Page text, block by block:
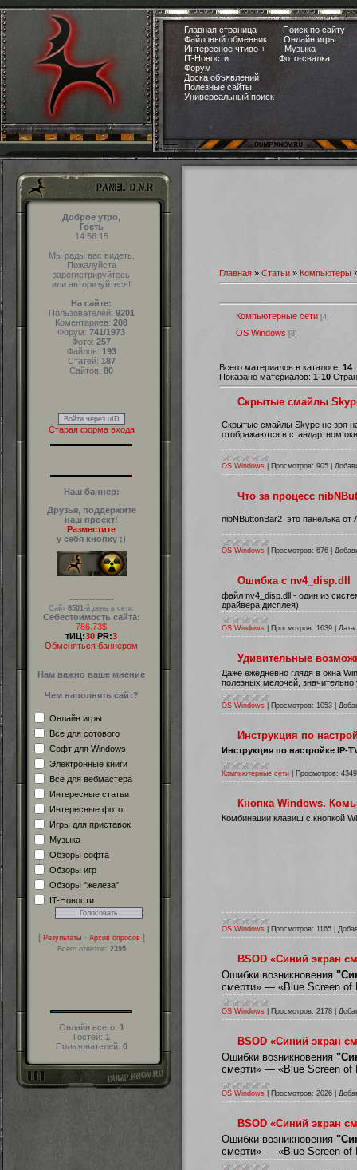
Главная страница
Поиск по сайту
Файловый обменник
Онлайн игры
Интересное чтиво +
Музыка
IT-Новости
Фото-свалка
Форум
Доска объявлений
Полезные сайты
Универсальный поиск
Доброе утро,
Гость
14:56:15
Мы рады вас видеть.
Пожалуйста
зарегистрируйтесь
или авторизуйтесь!
На сайте:
Пользователей: 9201
Коментариев: 208
Форум: 741/1973
Фото: 257
Файлов: 193
Статей: 187
Сайтов: 80
Войти через uID
Старая форма входа
Наш баннер:
Друзья, поддержите
наш проект!
Разместите
у себя кнопку ;)
--------------
Сайт 6501 -й день в сети.
Себестоимость сайта:
786.73$
тИЦ:30 PR:3
Обменяться баннером
Нам важно ваше мнение
Чем наполнять сайт?
Онлайн игры
Все для сотового
Софт для Windows
Электронные книги
Все для вебмастера
Интересные статьи
Интересные фото
Игры для приставок
Музыка
Обзоры софта
Обзоры игр
Обзоры "железа"
IT-Новости
[ Результаты· Архив опросов]
Всего ответов: 2395
Онлайн всего: 1
Гостей: 1
Пользователей: 0
Главная » Статьи » Компьютеры
Компьютерные сети [4]
OS Windows [8]
Всего материалов в каталоге: 14
Показано материалов: 1-10
Скрытые смайлы
Скрытые смайлы Skype не зря
отображаются в стандартном
OS Windows Просмотров: 905
Что за процесс
nibNButtonBar2 это панелька от
OS Windows Просмотров: 676
Ошибка с nv4_disp.dll
файл nv4_disp.dll - один из
драйвера дисплея)
OS Windows Просмотров: 1639 Дата:
Удивительные
Даже ежедневно глядя в окна
полезных мелочей,
OS Windows Просмотров: 1053
Инструкция по
Инструкция по настройке IP-
Компьютерные сети Просмотров: 4349
Кнопка Windows.
Комбинации клавиш с кнопкой
OS Windows Просмотров: 1165
BSOD «Синий экран
Ошибки возникновения
смерти» — «Blue Screen of
OS Windows Просмотров: 2178
BSOD «Синий экран
Ошибки возникновения
смерти» — «Blue Screen of
OS Windows Просмотров: 2026
BSOD «Синий экран
Ошибки возникновения
смерти» — «Blue Screen of